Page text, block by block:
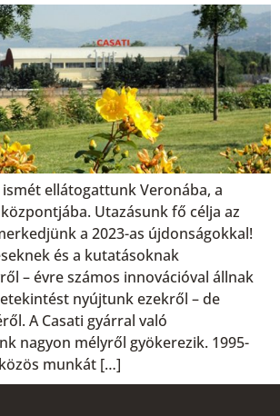
ellátogattunk Veronába, a
Utazásunk fő célja az
a 2023-as újdonságokkal!
és a kutatásoknak
– évre számos innovációval állnak
nyújtunk ezekről – de
A Casati gyárral való
nagyon mélyről gyökerezik. 1995-
munkát […]